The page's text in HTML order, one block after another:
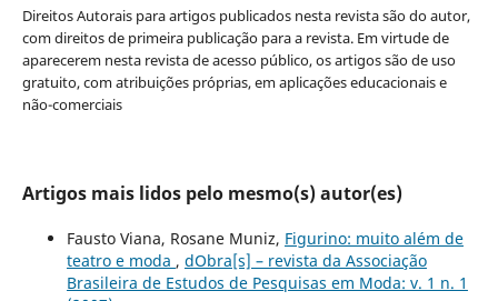
Direitos Autorais para artigos publicados nesta revista são do autor,
com direitos de primeira publicação para a revista. Em virtude de
aparecerem nesta revista de acesso público, os artigos são de uso
gratuito, com atribuições próprias, em aplicações educacionais e
não-comerciais
Artigos mais lidos pelo mesmo(s) autor(es)
Fausto Viana, Rosane Muniz, Figurino: muito além de
teatro e moda , dObra[s] – revista da Associação
Brasileira de Estudos de Pesquisas em Moda: v. 1 n. 1